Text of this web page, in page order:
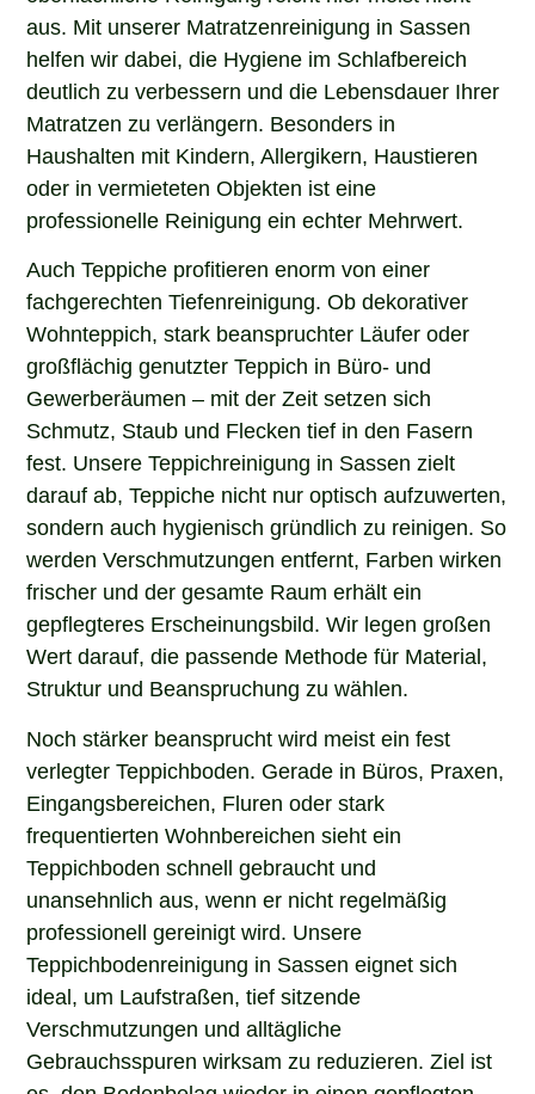
aus. Mit unserer Matratzenreinigung in Sassen
helfen wir dabei, die Hygiene im Schlafbereich
deutlich zu verbessern und die Lebensdauer Ihrer
Matratzen zu verlängern. Besonders in
Haushalten mit Kindern, Allergikern, Haustieren
oder in vermieteten Objekten ist eine
professionelle Reinigung ein echter Mehrwert.
Auch Teppiche profitieren enorm von einer
fachgerechten Tiefenreinigung. Ob dekorativer
Wohnteppich, stark beanspruchter Läufer oder
großflächig genutzter Teppich in Büro- und
Gewerberäumen – mit der Zeit setzen sich
Schmutz, Staub und Flecken tief in den Fasern
fest. Unsere Teppichreinigung in Sassen zielt
darauf ab, Teppiche nicht nur optisch aufzuwerten,
sondern auch hygienisch gründlich zu reinigen. So
werden Verschmutzungen entfernt, Farben wirken
frischer und der gesamte Raum erhält ein
gepflegteres Erscheinungsbild. Wir legen großen
Wert darauf, die passende Methode für Material,
Struktur und Beanspruchung zu wählen.
Noch stärker beansprucht wird meist ein fest
verlegter Teppichboden. Gerade in Büros, Praxen,
Eingangsbereichen, Fluren oder stark
frequentierten Wohnbereichen sieht ein
Teppichboden schnell gebraucht und
unansehnlich aus, wenn er nicht regelmäßig
professionell gereinigt wird. Unsere
Teppichbodenreinigung in Sassen eignet sich
ideal, um Laufstraßen, tief sitzende
Verschmutzungen und alltägliche
Gebrauchsspuren wirksam zu reduzieren. Ziel ist
es, den Bodenbelag wieder in einen gepflegten